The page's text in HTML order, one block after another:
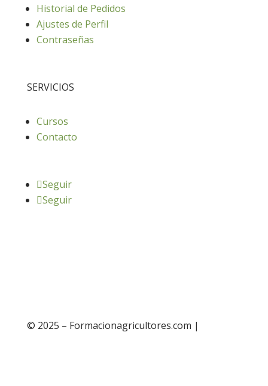
Historial de Pedidos
Ajustes de Perfil
Contraseñas
SERVICIOS
Cursos
Contacto
Seguir
Seguir
© 2025 – Formacionagricultores.com |